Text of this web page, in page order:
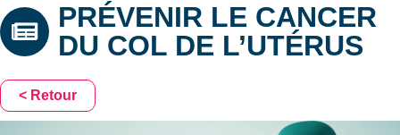
PRÉVENIR LE CANCER
DU COL DE L’UTÉRUS
< Retour